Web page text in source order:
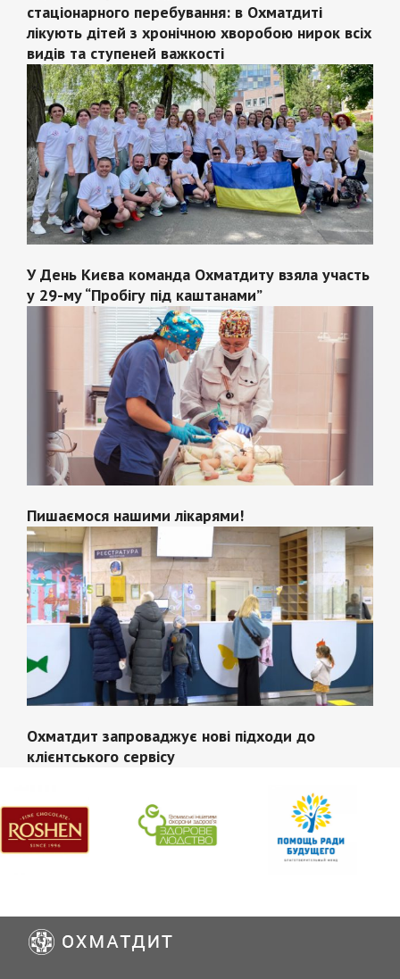
стаціонарного перебування: в Охматдиті
лікують дітей з хронічною хворобою нирок всіх
видів та ступеней важкості
У День Києва команда Охматдиту взяла участь
у 29-му “Пробігу під каштанами”
Пишаємося нашими лікарями!
Охматдит запроваджує нові підходи до
клієнтського сервісу